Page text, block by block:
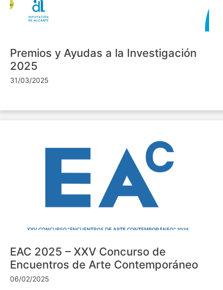
Premios y Ayudas a la Investigación
2025
31/03/2025
EAC 2025 – XXV Concurso de
Encuentros de Arte Contemporáneo
06/02/2025